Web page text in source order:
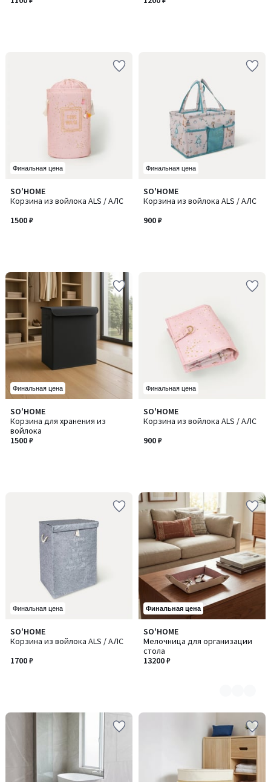
Финальная цена
SO'HOME
Корзина из войлока ALS / АЛС
1500 ₽
Финальная цена
SO'HOME
Корзина из войлока ALS / АЛС
900 ₽
Финальная цена
SO'HOME
Корзина для хранения из
войлока
1500 ₽
Финальная цена
SO'HOME
Корзина из войлока ALS / АЛС
900 ₽
Финальная цена
SO'HOME
Корзина из войлока ALS / АЛС
1700 ₽
Финальная цена
SO'HOME
Мелочница для организации
стола
13200 ₽
Количество
цветов:
2